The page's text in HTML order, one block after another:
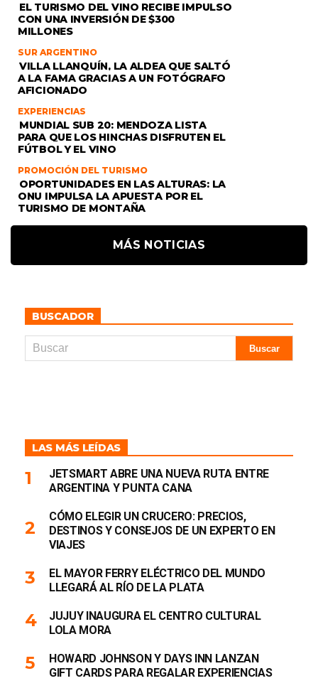
EL TURISMO DEL VINO RECIBE IMPULSO
CON UNA INVERSIÓN DE $300
MILLONES
SUR ARGENTINO
VILLA LLANQUÍN, LA ALDEA QUE SALTÓ
A LA FAMA GRACIAS A UN FOTÓGRAFO
AFICIONADO
EXPERIENCIAS
MUNDIAL SUB 20: MENDOZA LISTA
PARA QUE LOS HINCHAS DISFRUTEN EL
FÚTBOL Y EL VINO
PROMOCIÓN DEL TURISMO
OPORTUNIDADES EN LAS ALTURAS: LA
ONU IMPULSA LA APUESTA POR EL
TURISMO DE MONTAÑA
MÁS NOTICIAS
BUSCADOR
LAS MÁS LEÍDAS
JETSMART ABRE UNA NUEVA RUTA ENTRE
ARGENTINA Y PUNTA CANA
CÓMO ELEGIR UN CRUCERO: PRECIOS,
DESTINOS Y CONSEJOS DE UN EXPERTO EN
VIAJES
EL MAYOR FERRY ELÉCTRICO DEL MUNDO
LLEGARÁ AL RÍO DE LA PLATA
JUJUY INAUGURA EL CENTRO CULTURAL
LOLA MORA
HOWARD JOHNSON Y DAYS INN LANZAN
GIFT CARDS PARA REGALAR EXPERIENCIAS